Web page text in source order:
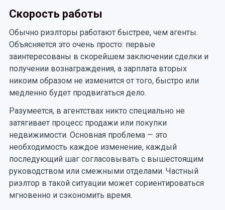
Скорость работы
Обычно риэлторы работают быстрее, чем агенты.
Объясняется это очень просто: первые
заинтересованы в скорейшем заключении сделки и
получении вознаграждения, а зарплата вторых
никоим образом не изменится от того, быстро или
медленно будет продвигаться дело.
Разумеется, в агентствах никто специально не
затягивает процесс продажи или покупки
недвижимости. Основная проблема — это
необходимость каждое изменение, каждый
последующий шаг согласовывать с вышестоящим
руководством или смежными отделами. Частный
риэлтор в такой ситуации может сориентироваться
мгновенно и сэкономить время.